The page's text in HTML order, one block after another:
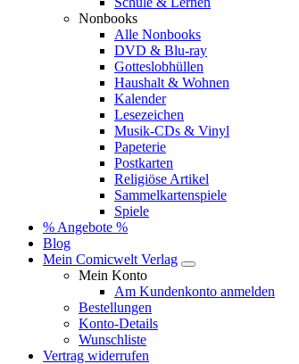
Nonbooks
Alle Nonbooks
DVD & Blu-ray
Gotteslobhüllen
Haushalt & Wohnen
Kalender
Lesezeichen
Musik-CDs & Vinyl
Papeterie
Postkarten
Religiöse Artikel
Sammelkartenspiele
Spiele
% Angebote %
Blog
Mein Comicwelt Verlag
Mein Konto
Am Kundenkonto anmelden
Bestellungen
Konto-Details
Wunschliste
Vertrag widerrufen